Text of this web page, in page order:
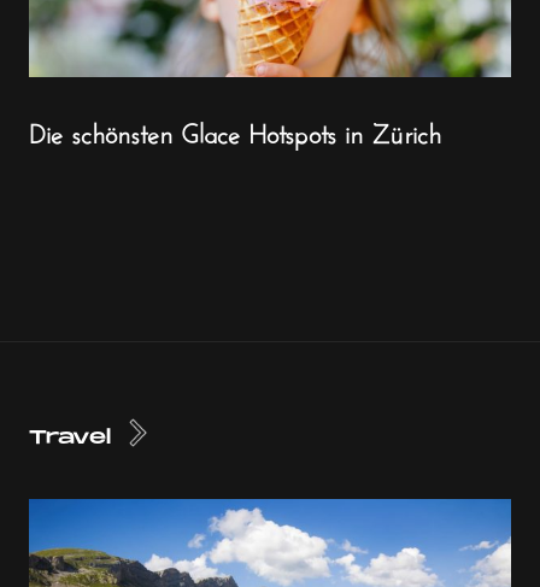
Die schönsten Glace Hotspots in Zürich
Travel